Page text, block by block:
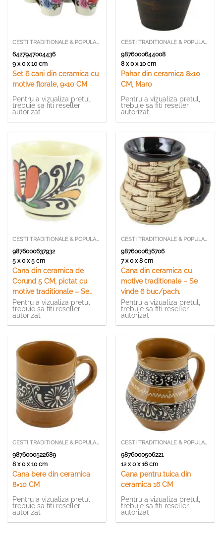
CESTI TRADITIONALE & POPULARE
6427947004436
9 x 0 x 10 cm
Set 6 cani din ceramica cu
motive florale, 9×10 CM
Pentru a vizualiza pretul,
trebuie sa fiti reseller
autorizat
CESTI TRADITIONALE & POPULARE
9876000644008
8 x 0 x 10 cm
Pahar din ceramica 8×10
CM, Maro
Pentru a vizualiza pretul,
trebuie sa fiti reseller
autorizat
CESTI TRADITIONALE & POPULARE
9876000637932
5 x 0 x 5 cm
Cana din ceramica de
Corund 5 CM, pictat cu
motive traditionale – Se
vinde 6 buc./pach.
Pentru a vizualiza pretul,
trebuie sa fiti reseller
autorizat
CESTI TRADITIONALE & POPULARE
9876000636706
7 x 0 x 8 cm
Cana din ceramica cu
motive traditionale – Se
vinde 6 buc/pach.
Pentru a vizualiza pretul,
trebuie sa fiti reseller
autorizat
CESTI TRADITIONALE & POPULARE
9876000522689
8 x 0 x 10 cm
Cana bere din ceramica
8×10 CM
Pentru a vizualiza pretul,
trebuie sa fiti reseller
autorizat
CESTI TRADITIONALE & POPULARE
9876000506221
12 x 0 x 16 cm
Cana pentru tuica din
ceramica 16 CM
Pentru a vizualiza pretul,
trebuie sa fiti reseller
autorizat